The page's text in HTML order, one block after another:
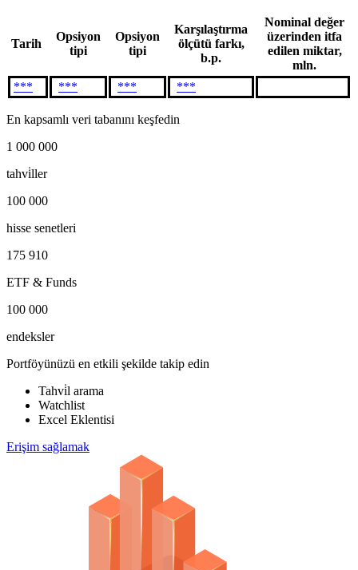
Tarih
Opsiyon
tipi
Opsiyon
tipi
Karşılaştırma
ölçütü farkı,
b.p.
Nominal değer
üzerinden itfa
edilen miktar,
mln.
***
*** *** ***
En kapsamlı veri tabanını keşfedin
1 000 000
tahvi̇ller
100 000
hisse senetleri
175 910
ETF & Funds
100 000
endeksler
Portföyünüzü en etkili şekilde takip edin
Tahvi̇l arama
Watchlist
Excel Eklentisi
Erişim sağlamak